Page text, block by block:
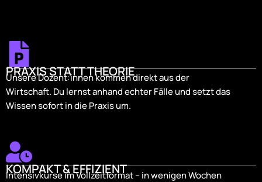
PRAXIS STATT THEORIE
Unsere Dozent:innen kommen direkt aus der
Wirtschaft. Du lernst anhand echter Fälle und setzt das
Wissen sofort in die Praxis um.
KOMPAKT & EFFIZIENT
Intensivkurse im Vollzeitformat – in wenigen Wochen